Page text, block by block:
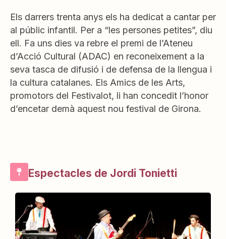
Els darrers trenta anys els ha dedicat a cantar per
al públic infantil. Per a “les persones petites”, diu
ell. Fa uns dies va rebre el premi de l’Ateneu
d’Acció Cultural (ADAC) en reconeixement a la
seva tasca de difusió i de defensa de la llengua i
la cultura catalanes. Els Amics de les Arts,
promotors del Festivalot, li han concedit l’honor
d’encetar demà aquest nou festival de Girona.
Espectacles de Jordi Tonietti